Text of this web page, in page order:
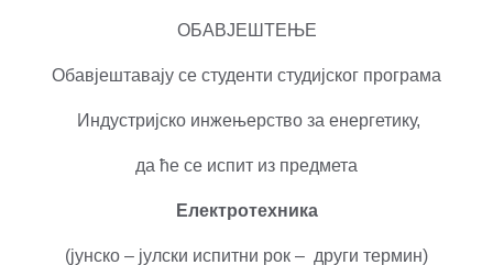
ОБАВЈЕШТЕЊЕ
Обавјештавају се студенти студијскoг програма
Индустријско инжењерство за енергетику,
да ће се испит из предмета
Електротехника
(јунско – јулски испитни рок – други термин)